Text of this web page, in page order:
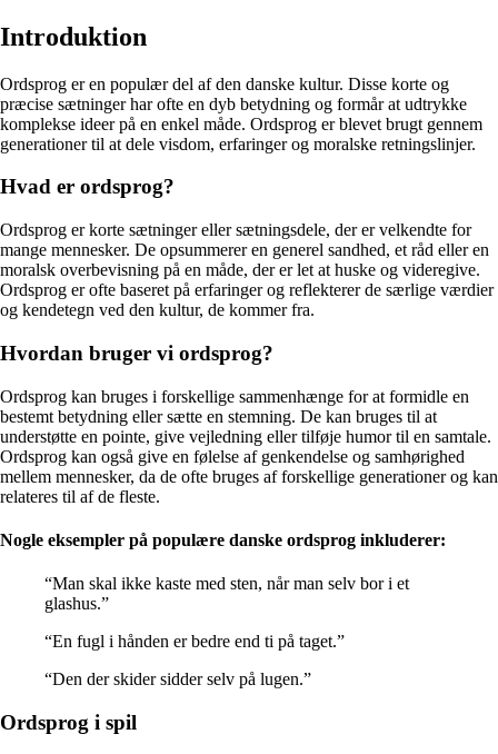
Introduktion
Ordsprog er en populær del af den danske kultur. Disse korte og
præcise sætninger har ofte en dyb betydning og formår at udtrykke
komplekse ideer på en enkel måde. Ordsprog er blevet brugt gennem
generationer til at dele visdom, erfaringer og moralske retningslinjer.
Hvad er ordsprog?
Ordsprog er korte sætninger eller sætningsdele, der er velkendte for
mange mennesker. De opsummerer en generel sandhed, et råd eller en
moralsk overbevisning på en måde, der er let at huske og videregive.
Ordsprog er ofte baseret på erfaringer og reflekterer de særlige værdier
og kendetegn ved den kultur, de kommer fra.
Hvordan bruger vi ordsprog?
Ordsprog kan bruges i forskellige sammenhænge for at formidle en
bestemt betydning eller sætte en stemning. De kan bruges til at
understøtte en pointe, give vejledning eller tilføje humor til en samtale.
Ordsprog kan også give en følelse af genkendelse og samhørighed
mellem mennesker, da de ofte bruges af forskellige generationer og kan
relateres til af de fleste.
Nogle eksempler på populære danske ordsprog inkluderer:
“Man skal ikke kaste med sten, når man selv bor i et
glashus.”
“En fugl i hånden er bedre end ti på taget.”
“Den der skider sidder selv på lugen.”
Ordsprog i spil